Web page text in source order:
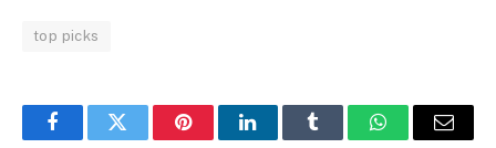
top picks
FacebookTwitter PinterestLinkedInTumblr WhatsAppEmail